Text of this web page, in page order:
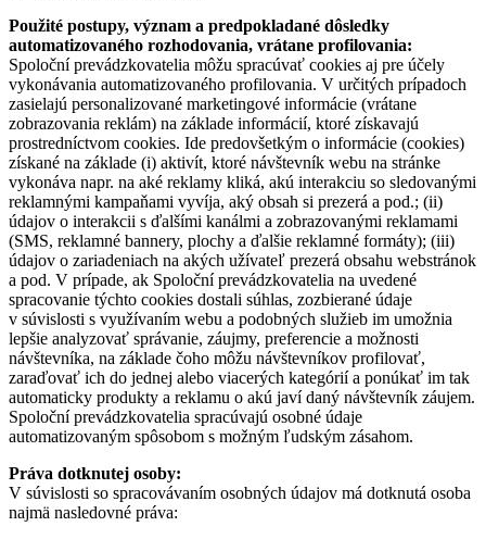
Použité postupy, význam a predpokladané dôsledky
automatizovaného rozhodovania, vrátane profilovania:
Spoloční prevádzkovatelia môžu spracúvať cookies aj pre účely
vykonávania automatizovaného profilovania. V určitých prípadoch
zasielajú personalizované marketingové informácie (vrátane
zobrazovania reklám) na základe informácií, ktoré získavajú
prostredníctvom cookies. Ide predovšetkým o informácie (cookies)
získané na základe (i) aktivít, ktoré návštevník webu na stránke
vykonáva napr. na aké reklamy kliká, akú interakciu so sledovanými
reklamnými kampaňami vyvíja, aký obsah si prezerá a pod.; (ii)
údajov o interakcii s ďalšími kanálmi a zobrazovanými reklamami
(SMS, reklamné bannery, plochy a ďalšie reklamné formáty); (iii)
údajov o zariadeniach na akých užívateľ prezerá obsahu webstránok
a pod. V prípade, ak Spoloční prevádzkovatelia na uvedené
spracovanie týchto cookies dostali súhlas, zozbierané údaje
v súvislosti s využívaním webu a podobných služieb im umožnia
lepšie analyzovať správanie, záujmy, preferencie a možnosti
návštevníka, na základe čoho môžu návštevníkov profilovať,
zaraďovať ich do jednej alebo viacerých kategórií a ponúkať im tak
automaticky produkty a reklamu o akú javí daný návštevník záujem.
Spoloční prevádzkovatelia spracúvajú osobné údaje
automatizovaným spôsobom s možným ľudským zásahom.
Práva dotknutej osoby:
V súvislosti so spracovávaním osobných údajov má dotknutá osoba
najmä nasledovné práva: